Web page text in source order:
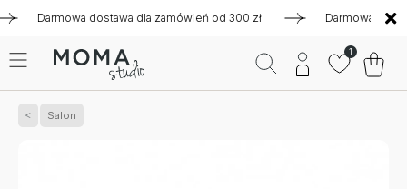
Darmowa dostawa dla zamówień od 300 zł Darmowa dostawa
1
Salon